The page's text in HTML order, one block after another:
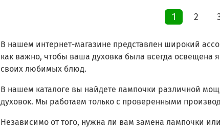
1 2
В нашем интернет-магазине представлен широкий
как важно, чтобы ваша духовка была всегда освещена
своих любимых блюд.
В нашем каталоге вы найдете лампочки различной
духовок. Мы работаем только с проверенными
Независимо от того, нужна ли вам замена лампочки